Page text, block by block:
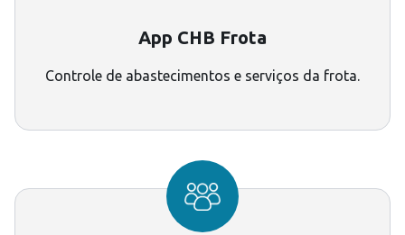
App CHB Frota
Controle de abastecimentos e serviços da frota.